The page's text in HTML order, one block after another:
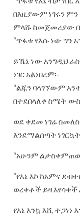
በእዚያውም ነገሩን ምን
ምላሹ ከመጀመሪያው
“ጥፋቱ የእሱ ነው ግን
ይኼኔ ነው አንግዲህ
ነገር አልነበረም፡-
“ልጁን ባላገኘውም
በተደበላለቀ ስሜት
ወደ ቀደመ ነገሬ
እንደማልሰጣት
“አሁንም
“የእኔ እኮ ከአምና
ወረቀቶች ይዛ እየሳቀች
የእኔ እንኳ እሺ ተጋነነ